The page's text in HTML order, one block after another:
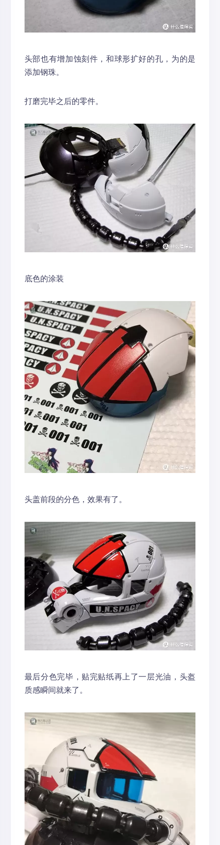
头部也有增加蚀刻件，和球形扩好的孔，为的是
添加钢珠。
打磨完毕之后的零件。
底色的涂装
头盖前段的分色，效果有了。
最后分色完毕，贴完贴纸再上了一层光油，头盔
质感瞬间就来了。